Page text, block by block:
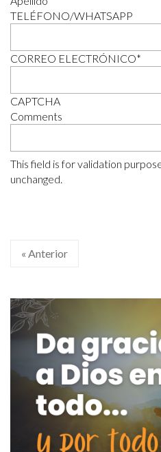
TELÉFONO/WHATSAPP
CORREO ELECTRÓNICO*
CAPTCHA
Comments
This field is for validation
unchanged.
« Anterior